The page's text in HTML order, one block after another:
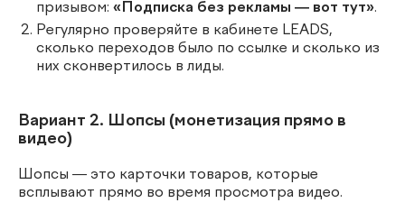
призывом: «Подписка без рекламы — вот тут».
Регулярно проверяйте в кабинете LEADS,
сколько переходов было по ссылке и сколько из
них сконвертилось в лиды.
Вариант 2. Шопсы (монетизация прямо в
видео)
Шопсы — это карточки товаров, которые
всплывают прямо во время просмотра видео.